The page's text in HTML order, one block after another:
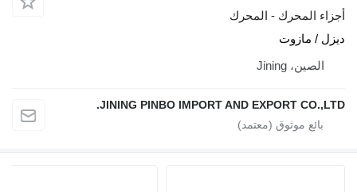
أجزاء المحرك - المحرك
ديزل / مازوت
الصين، Jining
JINING PINBO IMPORT AND EXPORT CO.,LTD.